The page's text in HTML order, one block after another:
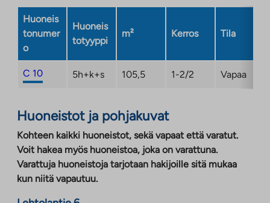
Huoneis
tonumer
o
Huoneis
totyyppi
m² Kerros Tila
C 10 5h+k+s 105,5 1-2/2 Vapaa
Huoneistot ja pohjakuvat
Kohteen kaikki huoneistot, sekä vapaat että varatut.
Voit hakea myös huoneistoa, joka on varattuna.
Varattuja huoneistoja tarjotaan hakijoille sitä mukaa
kun niitä vapautuu.